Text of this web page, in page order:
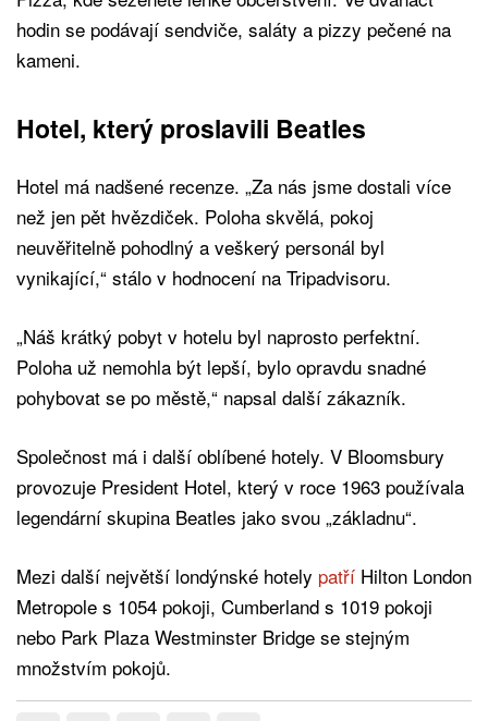
hodin se podávají sendviče, saláty a pizzy pečené na
kameni.
Hotel, který proslavili Beatles
Hotel má nadšené recenze. „Za nás jsme dostali více
než jen pět hvězdiček. Poloha skvělá, pokoj
neuvěřitelně pohodlný a veškerý personál byl
vynikající,“ stálo v hodnocení na Tripadvisoru.
„Náš krátký pobyt v hotelu byl naprosto perfektní.
Poloha už nemohla být lepší, bylo opravdu snadné
pohybovat se po městě,“ napsal další zákazník.
Společnost má i další oblíbené hotely. V Bloomsbury
provozuje President Hotel, který v roce 1963 používala
legendární skupina Beatles jako svou „základnu“.
Mezi další největší londýnské hotely patří Hilton London
Metropole s 1054 pokoji, Cumberland s 1019 pokoji
nebo Park Plaza Westminster Bridge se stejným
množstvím pokojů.